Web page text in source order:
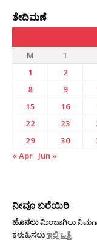
ತೇದಿಮಣೆ
M
T
1
2
8
9
15
16
22
23
29
30
« Apr Jun »
ನೀವೂ ಬರೆಯಿರಿ
ಹೊನಲುಮಿಂಬಾಗಿಲು
ಕಳುಹಿಸಲುಇಲ್ಲಿ ಒತ್ತಿ.